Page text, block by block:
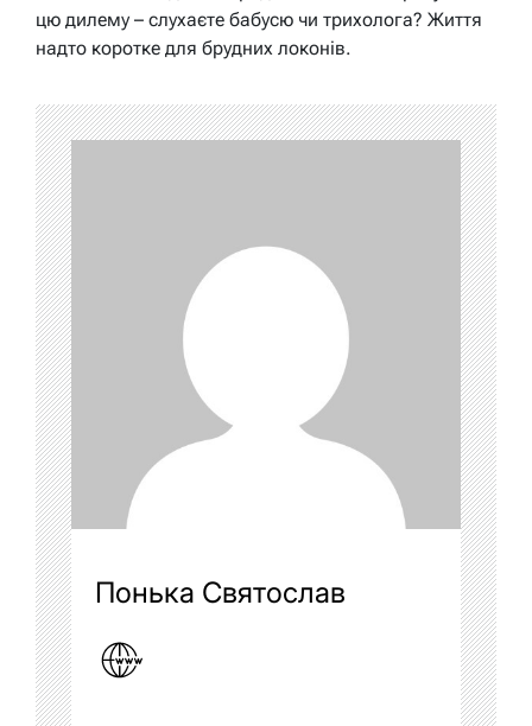
цю дилему – слухаєте бабусю чи трихолога? Життя
надто коротке для брудних локонів.
Понька Святослав